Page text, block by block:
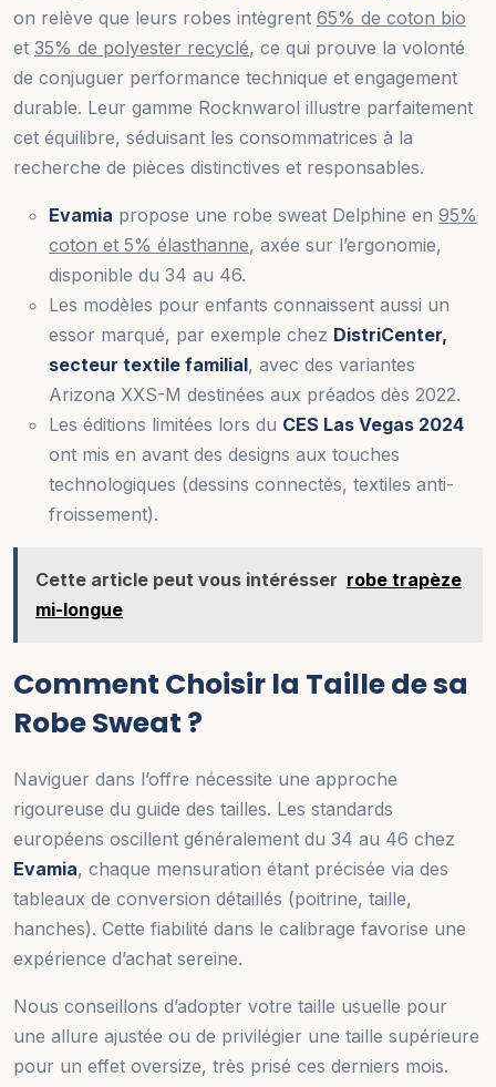
on relève que leurs robes intègrent 65% de coton bio
et 35% de polyester recyclé, ce qui prouve la volonté
de conjuguer performance technique et engagement
durable. Leur gamme Rocknwarol illustre parfaitement
cet équilibre, séduisant les consommatrices à la
recherche de pièces distinctives et responsables.
Evamia propose une robe sweat Delphine en 95%
coton et 5% élasthanne, axée sur l’ergonomie,
disponible du 34 au 46.
Les modèles pour enfants connaissent aussi un
essor marqué, par exemple chez DistriCenter,
secteur textile familial, avec des variantes
Arizona XXS-M destinées aux préados dès 2022.
Les éditions limitées lors du CES Las Vegas 2024
ont mis en avant des designs aux touches
technologiques (dessins connectés, textiles anti-
froissement).
Cette article peut vous intérésser robe trapèze
mi-longue
Comment Choisir la Taille de sa
Robe Sweat ?
Naviguer dans l’offre nécessite une approche
rigoureuse du guide des tailles. Les standards
européens oscillent généralement du 34 au 46 chez
Evamia, chaque mensuration étant précisée via des
tableaux de conversion détaillés (poitrine, taille,
hanches). Cette fiabilité dans le calibrage favorise une
expérience d’achat sereine.
Nous conseillons d’adopter votre taille usuelle pour
une allure ajustée ou de privilégier une taille supérieure
pour un effet oversize, très prisé ces derniers mois.